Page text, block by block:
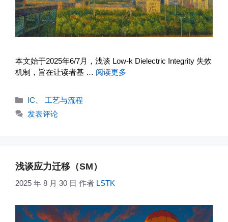
本文始于2025年6/7月，浅谈 Low-k Dielectric Integrity 失效
机制，旨在让读者基 … 阅读更多
分
类
IC
工艺与流程
发表评论
浅谈应力迁移（SM）
2025 年 8 月 30 日 作者 LSTK